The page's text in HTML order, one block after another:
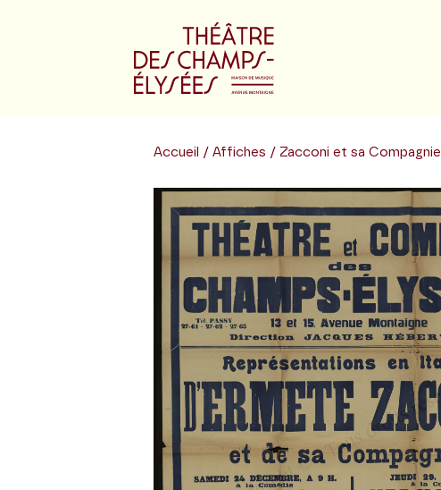
Accueil / Affiches / Zacconi et sa Compagnie